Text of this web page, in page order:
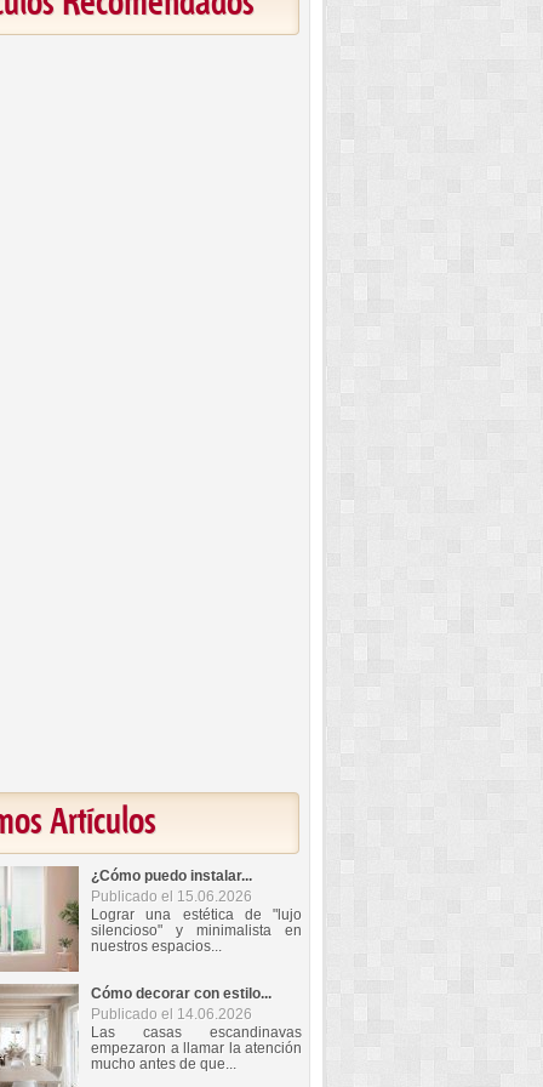
Artículos
¿Cómo puedo instalar...
Publicado el 15.06.2026
Lograr una estética de "lujo
silencioso" y minimalista en
nuestros espacios...
Cómo decorar con estilo...
Publicado el 14.06.2026
Las casas escandinavas
empezaron a llamar la atención
mucho antes de que...